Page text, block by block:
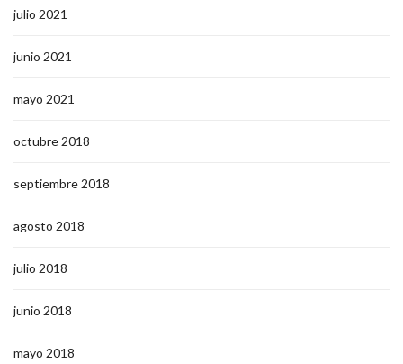
julio 2021
junio 2021
mayo 2021
octubre 2018
septiembre 2018
agosto 2018
julio 2018
junio 2018
mayo 2018